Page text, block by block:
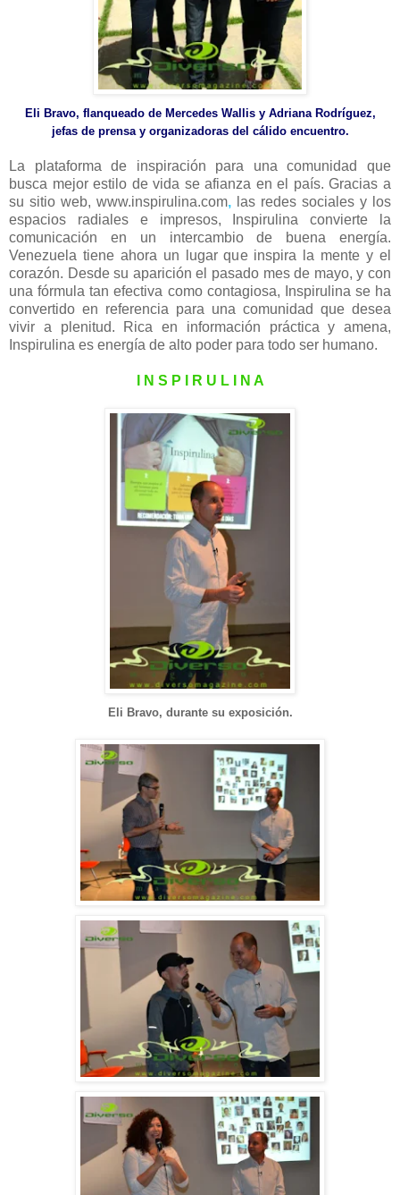
Eli Bravo, flanqueado de Mercedes Wallis y Adriana Rodríguez,
jefas de prensa y organizadoras del cálido encuentro.
La plataforma de inspiración para una comunidad que
busca mejor estilo de vida se afianza en el país. Gracias a
su sitio web, www.inspirulina.com, las redes sociales y los
espacios radiales e impresos, Inspirulina convierte la
comunicación en un intercambio de buena energía.
Venezuela tiene ahora un lugar que inspira la mente y el
corazón. Desde su aparición el pasado mes de mayo, y con
una fórmula tan efectiva como contagiosa, Inspirulina se ha
convertido en referencia para una comunidad que desea
vivir a plenitud. Rica en información práctica y amena,
Inspirulina es energía de alto poder para todo ser humano.
I N S P I R U L I N A
Eli Bravo, durante su exposición.